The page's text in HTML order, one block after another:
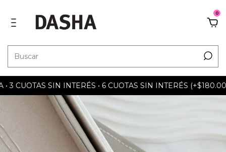
0
CUOTAS SIN INTERÉS • 6 CUOTAS SIN INTERÉS